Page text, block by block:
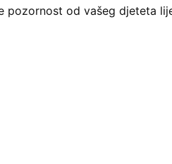
pozornost od vašeg djeteta